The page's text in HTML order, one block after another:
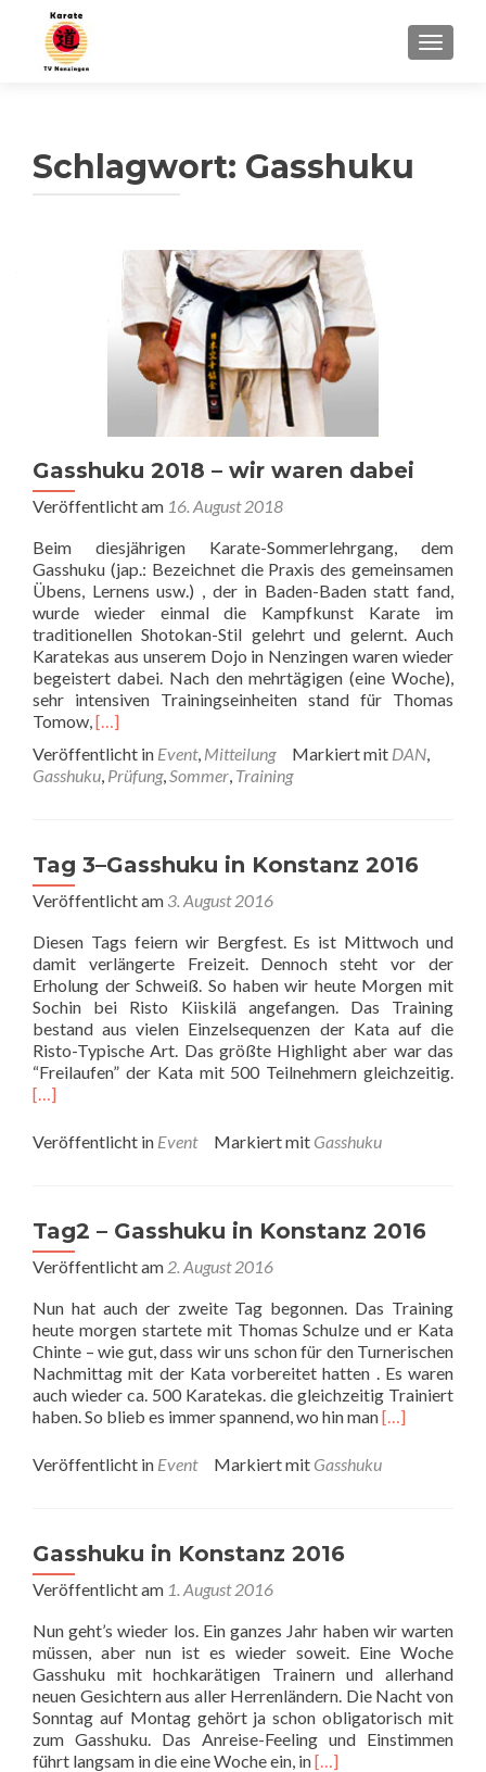
Schlagwort: Gasshuku
Gasshuku 2018 – wir waren dabei
Veröffentlicht am 16. August 2018
Beim diesjährigen Karate-Sommerlehrgang, dem
Gasshuku (jap.: Bezeichnet die Praxis des gemeinsamen
Übens, Lernens usw.) , der in Baden-Baden statt fand,
wurde wieder einmal die Kampfkunst Karate im
traditionellen Shotokan-Stil gelehrt und gelernt. Auch
Karatekas aus unserem Dojo in Nenzingen waren wieder
begeistert dabei. Nach den mehrtägigen (eine Woche),
sehr intensiven Trainingseinheiten stand für Thomas
Tomow, Read
about
Gasshuku
waren
dabei
[…]
Veröffentlicht in Event, Mitteilung Markiert mit DAN
Gasshuku Prüfung, Sommer Training
Tag 3–Gasshuku in Konstanz 2016
Veröffentlicht am 3. August 2016
Diesen Tags feiern wir Bergfest. Es ist Mittwoch und
damit verlängerte Freizeit. Dennoch steht vor der
Erholung der Schweiß. So haben wir heute Morgen mit
Sochin bei Risto Kiiskilä angefangen. Das Training
bestand aus vielen Einzelsequenzen der Kata auf die
Risto-Typische Art. Das größte Highlight aber war das
“Freilaufen” der Kata mit 500 Teilnehmern gleichzeitig.
[…]
Veröffentlicht in Event Markiert mit Gasshuku
Tag2 – Gasshuku in Konstanz 2016
Veröffentlicht am 2. August 2016
Nun hat auch der zweite Tag begonnen. Das Training
heute morgen startete mit Thomas Schulze und er Kata
Chinte – wie gut, dass wir uns schon für den Turnerischen
Nachmittag mit der Kata vorbereitet hatten . Es waren
auch wieder ca. 500 Karatekas. die gleichzeitig Trainiert
haben. So blieb es immer spannend, wo hin manRead
about
[…]
Veröffentlicht in Event Markiert mit Gasshuku
Gasshuku in Konstanz 2016
Veröffentlicht am 1. August 2016
Nun geht’s wieder los. Ein ganzes Jahr haben wir warten
müssen, aber nun ist es wieder soweit. Eine Woche
Gasshuku mit hochkarätigen Trainern und allerhand
neuen Gesichtern aus aller Herrenländern. Die Nacht von
Sonntag auf Montag gehört ja schon obligatorisch mit
zum Gasshuku. Das Anreise-Feeling und Einstimmen
führt langsam in die eine Woche ein, inRead
[…]